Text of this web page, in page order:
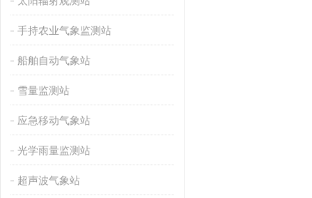
手持农业气象监测站
船舶自动气象站
雪量监测站
应急移动气象站
光学雨量监测站
超声波气象站